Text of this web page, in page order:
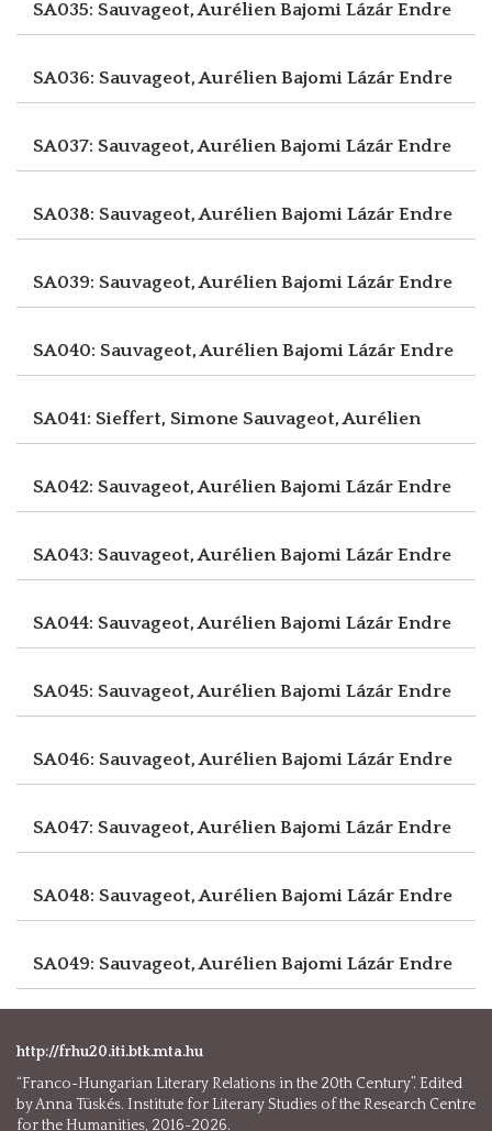
SA035: Sauvageot, AurélienBajomi Lázár Endre
SA036: Sauvageot, AurélienBajomi Lázár Endre
SA037: Sauvageot, AurélienBajomi Lázár Endre
SA038: Sauvageot, AurélienBajomi Lázár Endre
SA039: Sauvageot, AurélienBajomi Lázár Endre
SA040: Sauvageot, AurélienBajomi Lázár Endre
SA041: Sieffert, Simone Sauvageot, Aurélien
SA042: Sauvageot, AurélienBajomi Lázár Endre
SA043: Sauvageot, AurélienBajomi Lázár Endre
SA044: Sauvageot, AurélienBajomi Lázár Endre
SA045: Sauvageot, AurélienBajomi Lázár Endre
SA046: Sauvageot, AurélienBajomi Lázár Endre
SA047: Sauvageot, AurélienBajomi Lázár Endre
SA048: Sauvageot, AurélienBajomi Lázár Endre
SA049: Sauvageot, AurélienBajomi Lázár Endre
http://frhu20.iti.btk.mta.hu
“Franco-Hungarian Literary Relations in the 20th Century”. Edited
by Anna Tüskés. Institute for Literary Studies of the Research Centre
for the Humanities, 2016-2026.